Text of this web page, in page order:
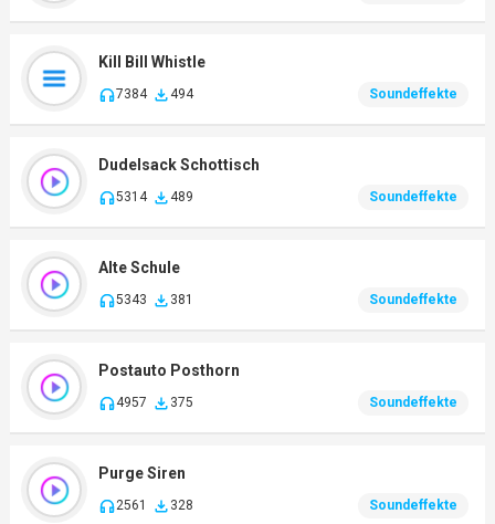
Kill Bill Whistle
7384 494 Soundeffekte
Dudelsack Schottisch
5314 489 Soundeffekte
Alte Schule
5343 381 Soundeffekte
Postauto Posthorn
4957 375 Soundeffekte
Purge Siren
2561 328 Soundeffekte